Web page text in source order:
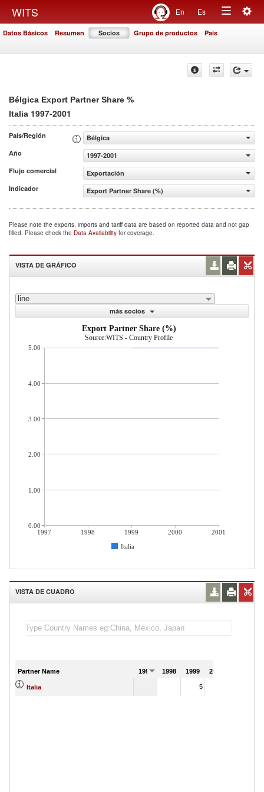
WITS En Es
Toggle
Datos Básicos Resumen Socios Grupo de productos País
Bélgica Export Partner Share %
Italia 1997-2001
País/Región
Bélgica
Año
1997-2001
Flujo comercial
Exportación
Indicador
Export Partner Share (%)
Please note the exports, imports and tariff data are based on reported data and not gap
filled. Please check the Data Availability for coverage.
VISTA DE GRÁFICO
line
más socios
Export Partner Share (%)
Source:WITS - Country Profile
1997 1998 1999 2000
2001
Italia
5.00
4.00
3.00
2.00
1.00
0.00
VISTA DE CUADRO
Partner Name 1997 1998 1999 2000
Italia 5